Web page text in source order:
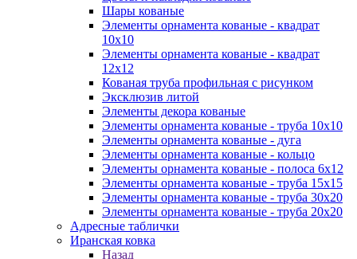
Шары кованые
Элементы орнамента кованые - квадрат
10х10
Элементы орнамента кованые - квадрат
12х12
Кованая труба профильная с рисунком
Эксклюзив литой
Элементы декора кованые
Элементы орнамента кованые - труба 10х10
Элементы орнамента кованые - дуга
Элементы орнамента кованые - кольцо
Элементы орнамента кованые - полоса 6х12
Элементы орнамента кованые - труба 15х15
Элементы орнамента кованые - труба 30х20
Элементы орнамента кованые - труба 20х20
Адресные таблички
Иранская ковка
Назад